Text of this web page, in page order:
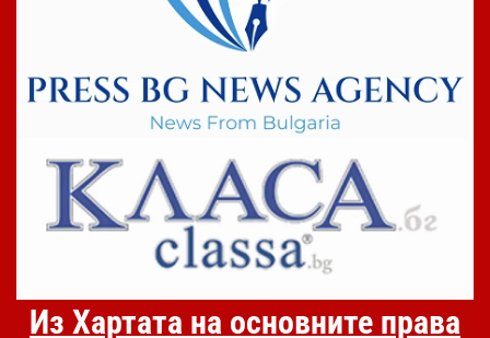
Из Хартата на основните права